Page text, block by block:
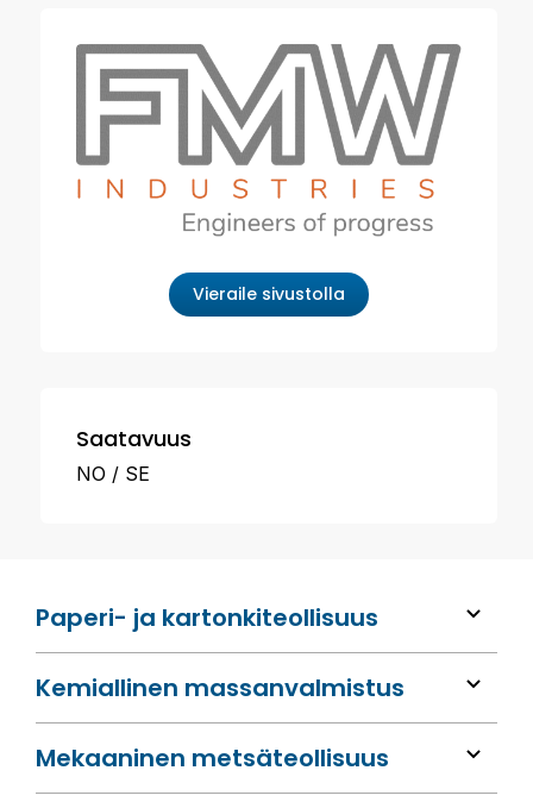
Paperi- ja kartonkiteollisuus
Kemiallinen massan­valmistus
Mekaaninen metsä­teollisuus
Vieraile sivustolla
Saatavuus
NO SE